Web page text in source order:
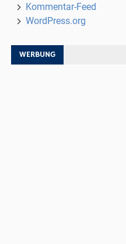
Kommentar-Feed
WordPress.org
WERBUNG